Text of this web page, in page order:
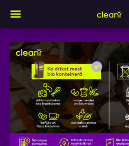
Aizpildi pieteikuma
Vārds, Uzvārds